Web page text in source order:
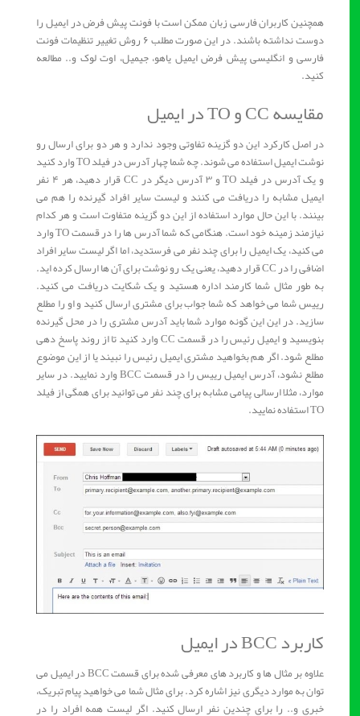
همچنین کاربران فارسی زبان ممکن است با فونت پیش فرض در ایمیل را
دوست نداشته باشند. در این صورت مطلب ۶ روش تغییر تنظیمات فونت
فارسی و انگلیسی پیش فرض ایمیل یاهو، جیمیل، اوت لوک و.. مطالعه
کنید.
مقایسه CC و TO در ایمیل
در اصل کارکرد این دو گزینه تفاوتی وجود ندارد و هر دو برای ارسال رو
نوشت ایمیل استفاده می شوند. چه شما چهار آدرس در فیلد TO وارد کنید
و یک آدرس در فیلد TO و ۳ آدرس دیگر در CC قرار دهید، هر ۴ نفر
ایمیل مشابه را دریافت می کنند و لیست سایر افراد گیرنده را هم می
بینند. با این حال موارد استفاده از این دو گزینه متفاوت است و هر کدام
نیازمند زمینه خود است. هنگامی که شما آدرس ها را در قسمت TO وارد
می کنید، یک ایمیل را برای چند نفر می فرستدید، اما اگر لیست سایر افراد
اضافی را در CC قرار دهید، یعنی یک رو نوشت برای آن ها ارسال کرده اید.
به طور مثال شما کارمند اداره هستید و یک شکایت دریافت می کنید.
رییس شما می خواهد که شما جواب برای مشتری ارسال کنید و او را مطلع
سازید. در این این گونه موارد شما باید آدرس مشتری را در محل گیرنده
بنویسید و ایمیل رئیس را در قسمت CC وارد کنید تا از روند پاسخ دهی
مطلع شود. اگر هم بخواهید مشتری ایمیل رئیس را نبیند یا از این موضوع
مطلع نشود، آدرس ایمیل رییس را در قسمت BCC وارد نمایید. در سایر
موارد، مثلا ارسالی پیامی مشابه برای چند نفر می توانید برای همگی از فیلد
TO استفاده نمایید.
کاربرد BCC در ایمیل
علاوه بر مثال ها و کاربرد های معرفی شده برای قسمت BCC در ایمیل می
توان به موارد دیگری نیز اشاره کرد. برای مثال شما می خواهید پیام تبریک،
خبری و.. را برای چندین نفر ارسال کنید. اگر لیست همه افراد را در